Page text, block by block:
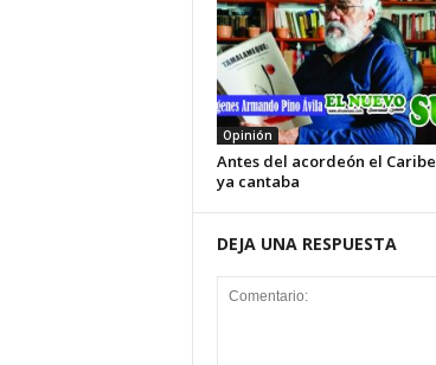
Opinión
Antes del acordeón el Caribe
ya cantaba
DEJA UNA RESPUESTA